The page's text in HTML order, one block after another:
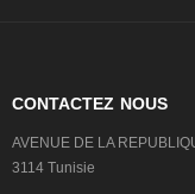
CONTACTEZ NOUS
AVENUE DE LA
3114 Tunisie